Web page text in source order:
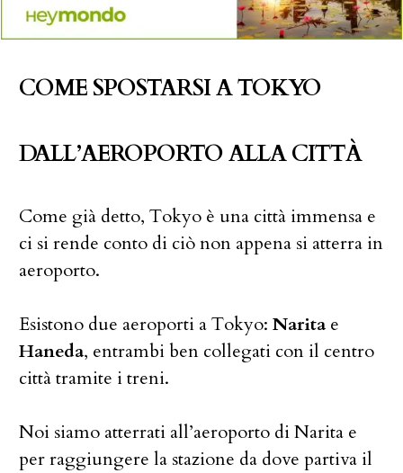
COME SPOSTARSI A TOKYO
DALL’AEROPORTO ALLA CITTÀ
Come già detto, Tokyo è una città immensa e
ci si rende conto di ciò non appena si atterra in
aeroporto.
Esistono due aeroporti a Tokyo: Narita e
Haneda, entrambi ben collegati con il centro
città tramite i treni.
Noi siamo atterrati all’aeroporto di Narita e
per raggiungere la stazione da dove partiva il